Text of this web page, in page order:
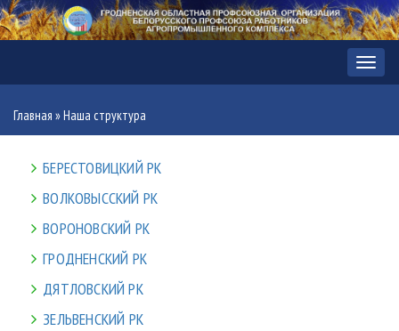
Меню
Главная »Наша структура
БЕРЕСТОВИЦКИЙ РК
ВОЛКОВЫССКИЙ РК
ВОРОНОВСКИЙ РК
ГРОДНЕНСКИЙ РК
ДЯТЛОВСКИЙ РК
ЗЕЛЬВЕНСКИЙ РК